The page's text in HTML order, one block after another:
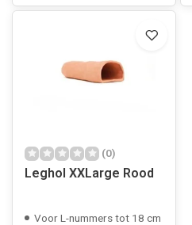
(0)
Leghol XXLarge Rood
Voor L-nummers tot 18 cm